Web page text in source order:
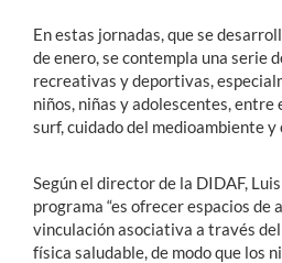
En estas jornadas, que se
de enero, se contempla una serie
recreativas y deportivas,
niños, niñas y adolescentes, entre
surf, cuidado del medioambiente y
Según el director de la DIDAF,
programa “es ofrecer espacios
vinculación asociativa a través
física saludable, de modo que los